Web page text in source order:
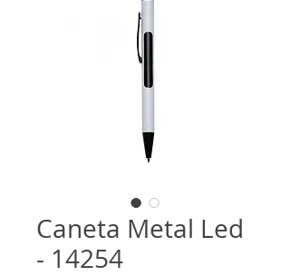
Caneta Metal Led
- 14254